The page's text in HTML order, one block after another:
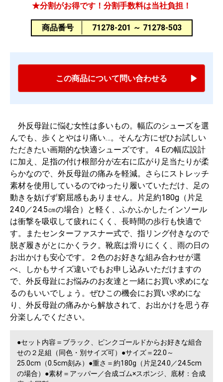
★分割がお得です！分割手数料は当社負担！
商品番号 71278-201 ～ 71278-503
この商品について問い合わせる
外反母趾に悩む女性は多いもの。幅広のシューズを選
んでも、歩くとやはり痛い…。そんな方にぜひお試しい
ただきたい画期的な快適シューズです。４Eの幅広設計
に加え、足指の付け根部分が左右に広がり足当たりが柔
らかなので、外反母趾の痛みを軽減。さらにストレッチ
素材を使用しているのでゆったり履いていただけ、足の
動きを妨げず窮屈感もありません。片足約180g（片足
24.0／24.5㎝の場合）と軽く、ふかふかしたインソール
は衝撃を吸収して疲れにくく、長時間の歩行も快適で
す。またセンターファスナー式で、指リング付きなので
脱ぎ履きがとにかくラク。靴底は滑りにくく、雨の日の
お出かけも安心です。２色のお好きな組み合わせが選
べ、しかもサイズ違いでもお申し込みいただけますの
で、外反母趾にお悩みのお友達と一緒にお買い求めにな
るのもいいでしょう。ぜひこの機会にお買い求めにな
り、外反母趾の痛みから解放されて、お出かけを思う存
分楽しんでください。
●セット内容＝ブラック、ピンクゴールドからお好きな組合
せの２足組（同色・別サイズ可）●サイズ＝22.0～
25.0cm（0.5cm刻み）●重さ＝約180g（片足24.0／24.5cm
の場合）●素材＝アッパー／合成ゴム×スポンジ、底材：合成